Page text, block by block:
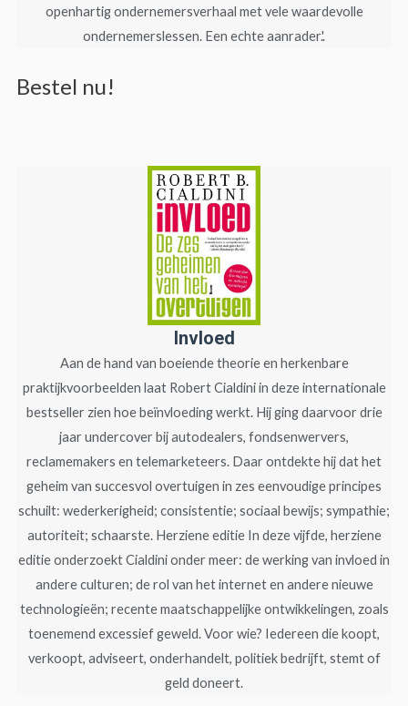
openhartig ondernemersverhaal met vele waardevolle
ondernemerslessen. Een echte aanrader.'.
Bestel nu!
Invloed
Aan de hand van boeiende theorie en herkenbare
praktijkvoorbeelden laat Robert Cialdini in deze internationale
bestseller zien hoe beïnvloeding werkt. Hij ging daarvoor drie
jaar undercover bij autodealers, fondsenwervers,
reclamemakers en telemarketeers. Daar ontdekte hij dat het
geheim van succesvol overtuigen in zes eenvoudige principes
schuilt: wederkerigheid; consistentie; sociaal bewijs; sympathie;
autoriteit; schaarste. Herziene editie In deze vijfde, herziene
editie onderzoekt Cialdini onder meer: de werking van invloed in
andere culturen; de rol van het internet en andere nieuwe
technologieën; recente maatschappelijke ontwikkelingen, zoals
toenemend excessief geweld. Voor wie? Iedereen die koopt,
verkoopt, adviseert, onderhandelt, politiek bedrijft, stemt of
geld doneert.